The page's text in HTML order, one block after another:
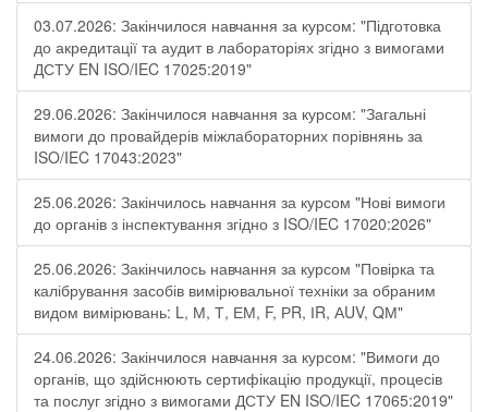
03.07.2026: Закінчилося навчання за курсом: "Підготовка
до акредитації та аудит в лабораторіях згідно з вимогами
ДСТУ EN ISO/IEC 17025:2019"
29.06.2026: Закінчилося навчання за курсом: "Загальні
вимоги до провайдерів міжлабораторних порівнянь за
ISO/IEC 17043:2023"
25.06.2026: Закінчилось навчання за курсом "Нові вимоги
до органів з інспектування згідно з ISO/IEC 17020:2026"
25.06.2026: Закінчилось навчання за курсом "Повірка та
калібрування засобів вимірювальної техніки за обраним
видом вимірювань: L, М, Т, ЕМ, F, РR, ІR, АUV, QМ"
24.06.2026: Закінчилося навчання за курсом: "Вимоги до
органів, що здійснюють сертифікацію продукції, процесів
та послуг згідно з вимогами ДСТУ EN ISO/IEC 17065:2019"